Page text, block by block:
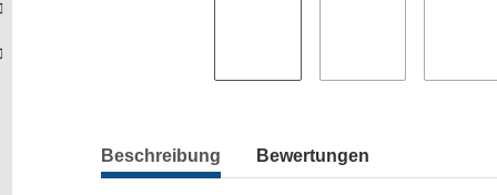
Beschreibung Bewertungen